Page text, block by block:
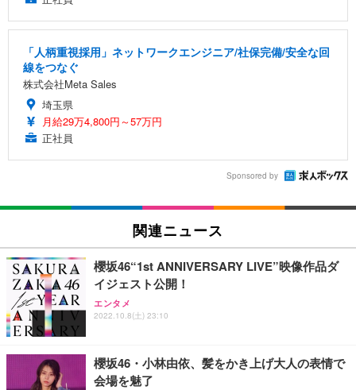
「人柄重視採用」ネットワークエンジニア/社保完備/安全な回
線をつなぐ
株式会社Meta Sales
埼玉県
月給29万4,800円～57万円
正社員
Sponsored by
関連ニュース
櫻坂46“1st ANNIVERSARY LIVE”映像作品ダ
イジェスト公開！
エンタメ
2022.10.8(土) 23:10
櫻坂46・小林由依、髪をかき上げ大人の表情で
会場を魅了